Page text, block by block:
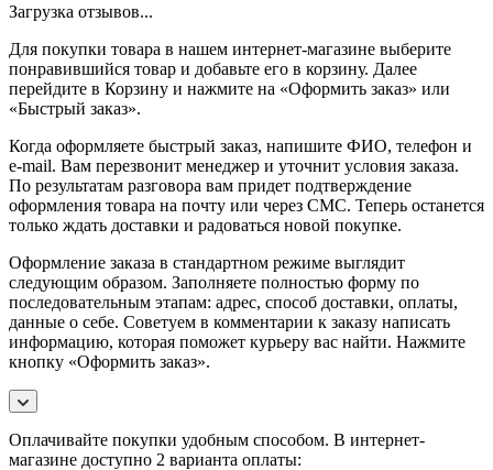
Загрузка отзывов...
Для покупки товара в нашем интернет-магазине выберите
понравившийся товар и добавьте его в корзину. Далее
перейдите в Корзину и нажмите на «Оформить заказ» или
«Быстрый заказ».
Когда оформляете быстрый заказ, напишите ФИО, телефон и
e-mail. Вам перезвонит менеджер и уточнит условия заказа.
По результатам разговора вам придет подтверждение
оформления товара на почту или через СМС. Теперь останется
только ждать доставки и радоваться новой покупке.
Оформление заказа в стандартном режиме выглядит
следующим образом. Заполняете полностью форму по
последовательным этапам: адрес, способ доставки, оплаты,
данные о себе. Советуем в комментарии к заказу написать
информацию, которая поможет курьеру вас найти. Нажмите
кнопку «Оформить заказ».
Оплачивайте покупки удобным способом. В интернет-
магазине доступно 2 варианта оплаты: